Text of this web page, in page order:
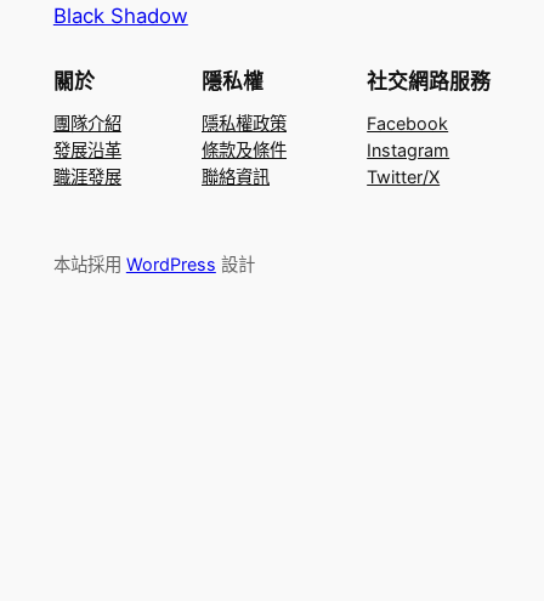
Black Shadow
關於
團隊介紹
發展沿革
職涯發展
隱私權
隱私權政策
條款及條件
聯絡資訊
社交網路服務
Facebook
Instagram
Twitter/X
本站採用 WordPress 設計